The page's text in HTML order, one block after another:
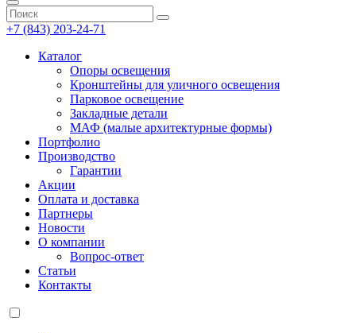
+7 (843) 203-24-71
Каталог
Опоры освещения
Кронштейны для уличного освещения
Парковое освещение
Закладные детали
МАФ (малые архитектурные формы)
Портфолио
Производство
Гарантии
Акции
Оплата и доставка
Партнеры
Новости
О компании
Вопрос-ответ
Статьи
Контакты